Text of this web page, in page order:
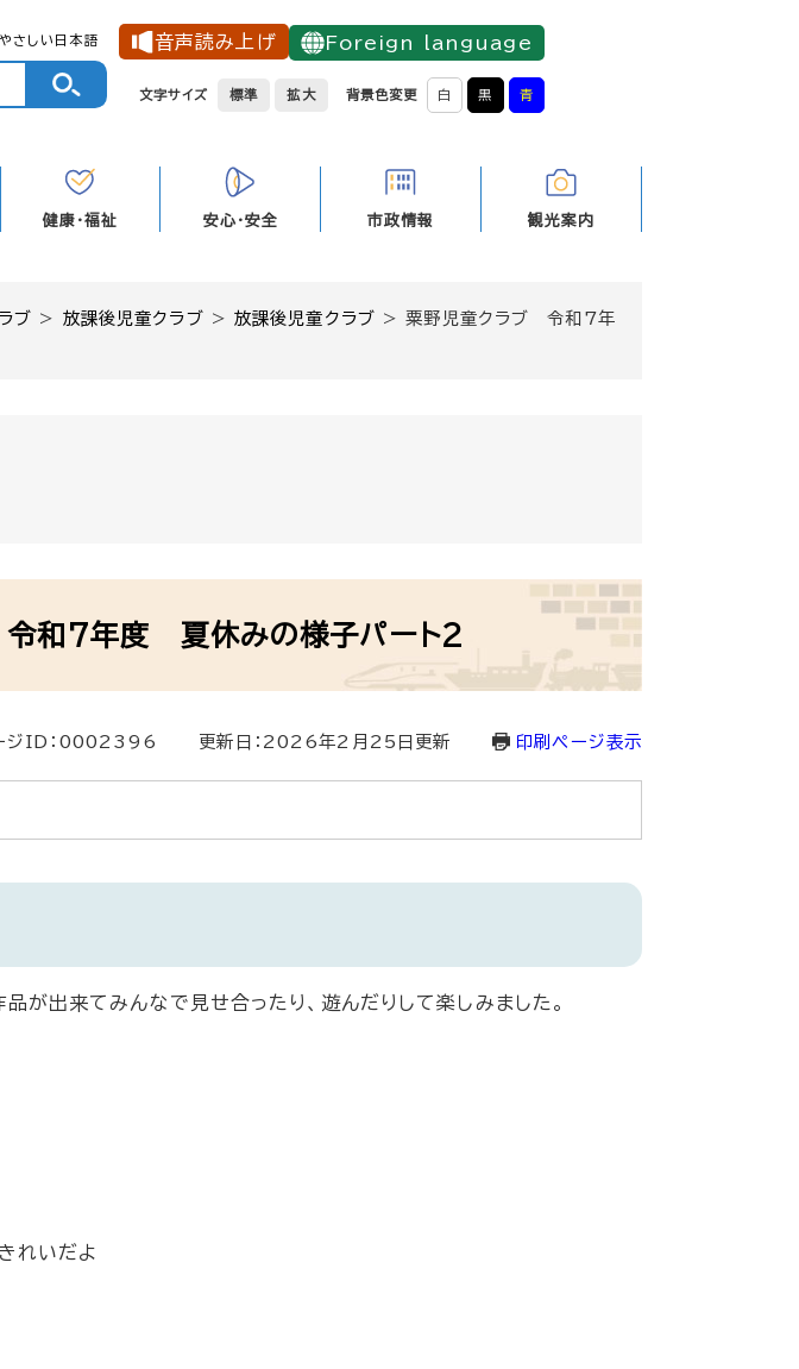
して本文へ
やさしい日本語 音声読み上げ Foreign language
文字サイズ 標準 拡大 背景色変更 白 黒 青
健康・福祉 安心・安全 市政情報 観光案内
ブ > 放課後児童クラブ >放課後児童クラブ >粟野児童クラブ 令和7年
和7年度 夏休みの様子パート2
ジID：0002396 更新日：2026年2月25日更新 印刷ページ表示
が出来てみんなで見せ合ったり、遊んだりして楽しみました。
れいだよ